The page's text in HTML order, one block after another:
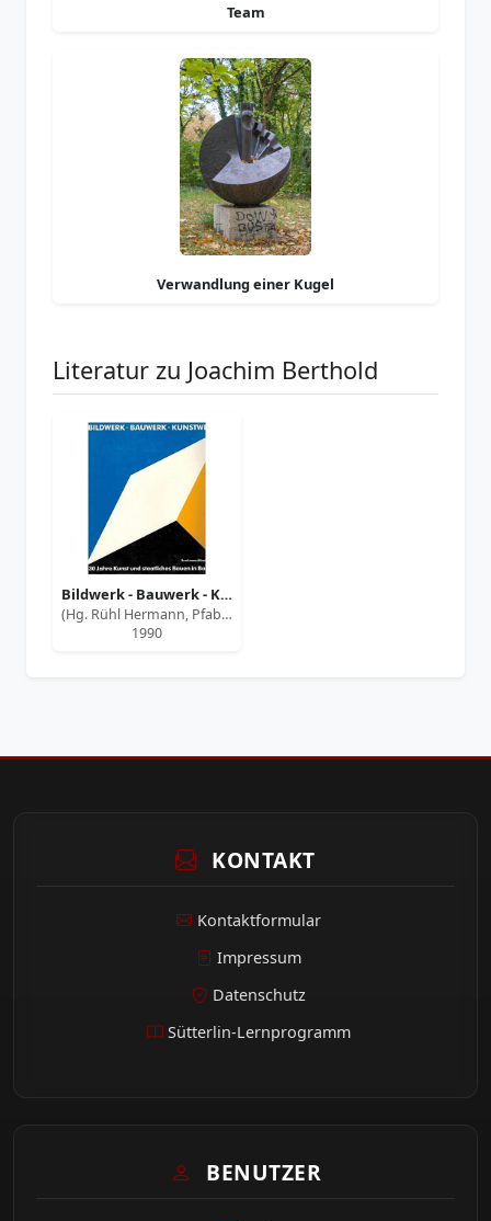
Team
Verwandlung einer Kugel
Literatur zu Joachim Berthold
Bildwerk - Bauwerk - Kunstwerk.
(Hg. Rühl Hermann, Pfab Peter)
1990
KONTAKT
Kontaktformular
Impressum
Datenschutz
Sütterlin-Lernprogramm
BENUTZER